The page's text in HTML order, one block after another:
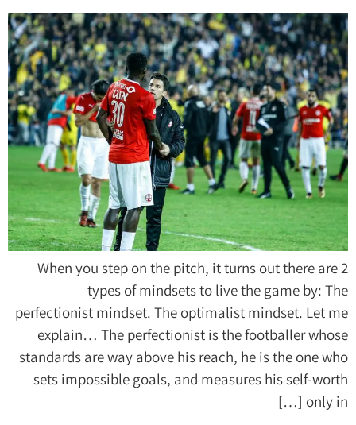
When you step on the pitch, it turns out there are 2
types of mindsets to live the game by: The
perfectionist mindset. The optimalist mindset. Let me
explain… The perfectionist is the footballer whose
standards are way above his reach, he is the one who
sets impossible goals, and measures his self-worth
only in […]